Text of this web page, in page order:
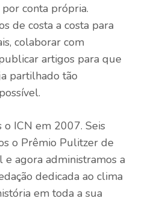
conta própria.
de costa a costa para
colaborar com
artigos para que
partilhado tão
o ICN em 2007. Seis
o Prêmio Pulitzer de
e agora administramos a
dedicada ao clima
em toda a sua